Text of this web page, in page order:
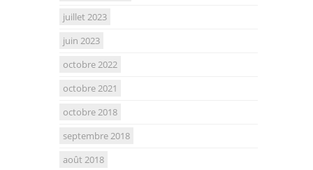
juillet 2023
juin 2023
octobre 2022
octobre 2021
octobre 2018
septembre 2018
août 2018